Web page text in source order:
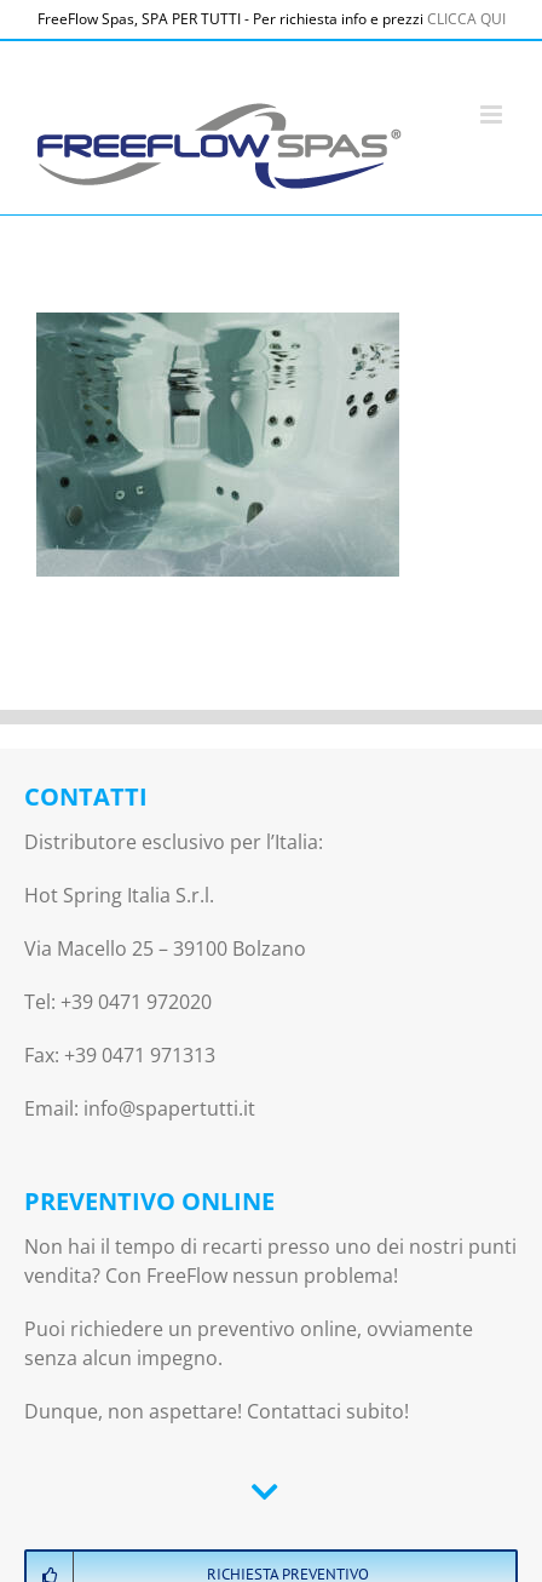
Salta
al
FreeFlow Spas, SPA PER TUTTI - Per richiesta info e prezzi CLICCA QUI
CONTATTI
Distributore esclusivo per l’Italia:
Hot Spring Italia S.r.l.
Via Macello 25 – 39100 Bolzano
Tel: +39 0471 972020
Fax: +39 0471 971313
Email: info@spapertutti.it
PREVENTIVO ONLINE
Non hai il tempo di recarti presso uno dei nostri punti
vendita? Con FreeFlow nessun problema!
Puoi richiedere un preventivo online, ovviamente
senza alcun impegno.
Dunque, non aspettare! Contattaci subito!
RICHIESTA PREVENTIVO